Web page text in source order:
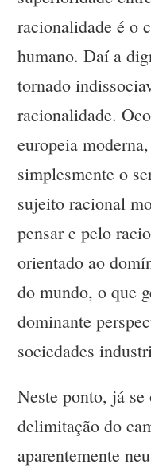
racionalidade é o
humano. Daí a
tornado
racionalidade.
europeia
simplesmente o
sujeito racional
pensar e pelo
orientado ao
do mundo, o que
dominante
sociedades
Neste ponto, já
delimitação do
aparentemente